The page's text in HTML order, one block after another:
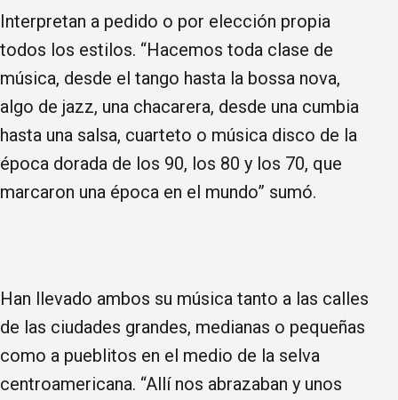
Interpretan a pedido o por elección propia
todos los estilos. “Hacemos toda clase de
música, desde el tango hasta la bossa nova,
algo de jazz, una chacarera, desde una cumbia
hasta una salsa, cuarteto o música disco de la
época dorada de los 90, los 80 y los 70, que
marcaron una época en el mundo” sumó.
Han llevado ambos su música tanto a las calles
de las ciudades grandes, medianas o pequeñas
como a pueblitos en el medio de la selva
centroamericana. “Allí nos abrazaban y unos